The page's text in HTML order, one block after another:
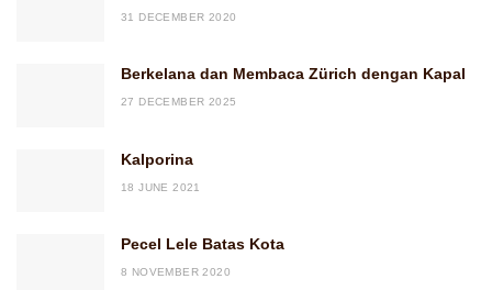
31 DECEMBER 2020
Berkelana dan Membaca Zürich dengan Kapal
27 DECEMBER 2025
Kalporina
18 JUNE 2021
Pecel Lele Batas Kota
8 NOVEMBER 2020